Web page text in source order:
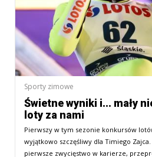
Sporty zimowe
Świetne wyniki i... mały
loty za nami
Pierwszy w tym sezonie konkursów
wyjątkowo szczęśliwy dla Timiego Zajca.
pierwsze zwycięstwo w karierze,